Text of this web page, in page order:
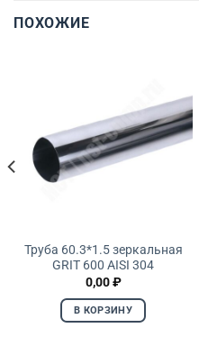
ПОХОЖИЕ
Труба 60.3*1.5 зеркальная
GRIT 600 AISI 304
0,00₽
В КОРЗИНУ